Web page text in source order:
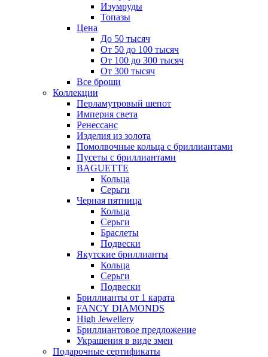
Изумруды
Топазы
Цена
До 50 тысяч
От 50 до 100 тысяч
От 100 до 300 тысяч
От 300 тысяч
Все броши
Коллекции
Перламутровый шепот
Империя света
Ренессанс
Изделия из золота
Помолвочные кольца с бриллиантами
Пусеты с бриллиантами
BAGUETTE
Кольца
Серьги
Черная пятница
Кольца
Серьги
Браслеты
Подвески
Якутские бриллианты
Кольца
Серьги
Подвески
Бриллианты от 1 карата
FANCY DIAMONDS
High Jewellery
Бриллиантовое предложение
Украшения в виде змеи
Подарочные сертификаты